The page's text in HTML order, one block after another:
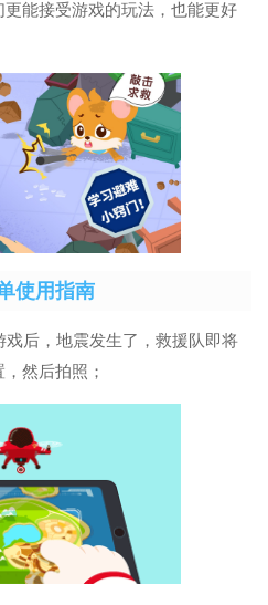
能接受游戏的玩法，也能更好
使用指南
后，地震发生了，救援队即将
然后拍照；